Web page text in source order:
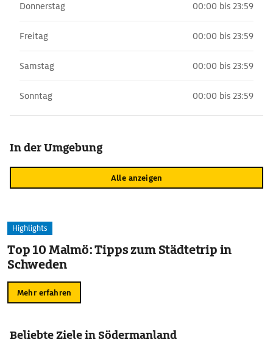
Donnerstag 00:00 bis 23:59
Freitag 00:00 bis 23:59
Samstag 00:00 bis 23:59
Sonntag 00:00 bis 23:59
In der Umgebung
Alle anzeigen
Highlights
Top 10 Malmö: Tipps zum Städtetrip in
Schweden
Mehr erfahren
Beliebte Ziele in Södermanland